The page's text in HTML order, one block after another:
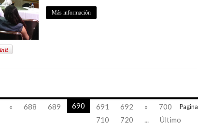
Más información
Pagina
« 688 689 690 691 692 »
700
710
720 Último